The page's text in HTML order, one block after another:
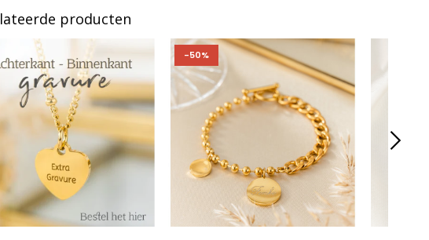
producten
-50%